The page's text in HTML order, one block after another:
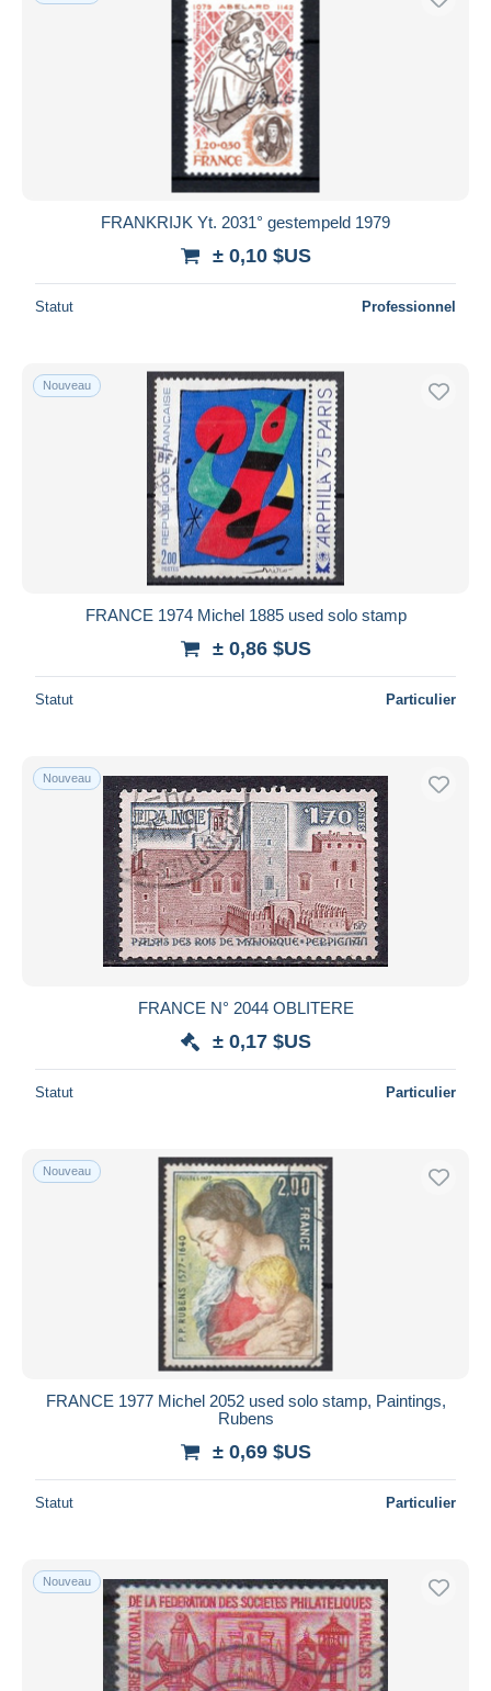
FRANKRIJK Yt. 2031° gestempeld 1979
± 0,10 $US
Statut Professionnel
Nouveau
FRANCE 1974 Michel 1885 used solo stamp
± 0,86 $US
Statut Particulier
Nouveau
FRANCE N° 2044 OBLITERE
± 0,17 $US
Statut Particulier
Nouveau
FRANCE 1977 Michel 2052 used solo stamp, Paintings,
Rubens
± 0,69 $US
Statut Particulier
Nouveau